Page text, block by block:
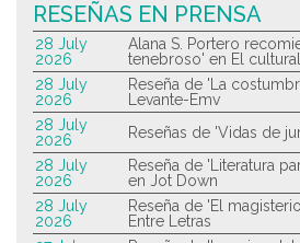
RESEÑAS EN PRENSA
28 July
2026
Alana S. Portero
tenebroso' en El cultural
28 July
2026
Reseña de 'La
Levante-Emv
28 July
2026
Reseñas de 'Vidas de
28 July
2026
Reseña de 'Literatura
en Jot Down
28 July
2026
Reseña de 'El
Entre Letras